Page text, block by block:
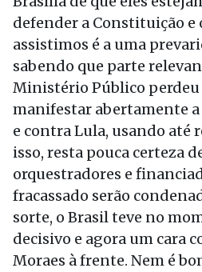
defender a Constituição e
assistimos é a uma
sabendo que parte
Ministério Público perdeu
manifestar abertamente a
e contra Lula, usando até
isso, resta pouca certeza
orquestradores e
fracassado serão
sorte, o Brasil teve no
decisivo e agora um cara
Moraes à frente. Nem é